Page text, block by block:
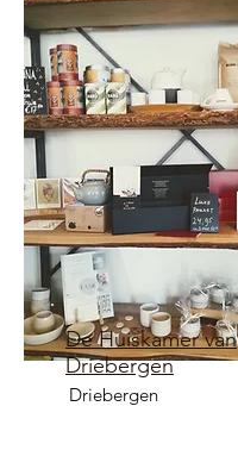
De Huiskamer van
Driebergen
Driebergen